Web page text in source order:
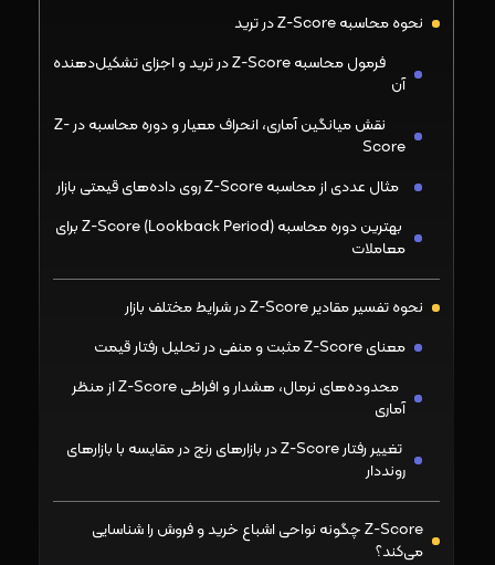
نحوه محاسبه Z-Score در ترید
فرمول محاسبه Z-Score در ترید و اجزای تشکیل‌دهنده
آن
نقش میانگین آماری، انحراف معیار و دوره محاسبه در Z-
Score
مثال عددی از محاسبه Z-Score روی داده‌های قیمتی بازار
بهترین دوره محاسبه (Lookback Period) Z-Score برای
معاملات
نحوه تفسیر مقادیر Z-Score در شرایط مختلف بازار
معنای Z-Score مثبت و منفی در تحلیل رفتار قیمت
محدوده‌های نرمال، هشدار و افراطی Z-Score از منظر
آماری
تغییر رفتار Z-Score در بازارهای رنج در مقایسه با بازارهای
رونددار
Z-Score چگونه نواحی اشباع خرید و فروش را شناسایی
می‌کند؟